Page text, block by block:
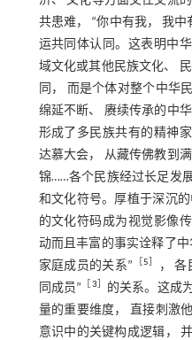
共患难， “你中有我， 我中
运共同体认同。这表明中
域文化或其他民族文化、
同， 而是个体对整个中华
绵延不断、 赓续传承的中
形成了多民族共有的精神
达慕大会， 从藏传佛教到
锦……各个民族经过长足发
和文化符号。厚植于深沉
的文化符码成为视觉影像
动而且丰富的事实诠释了
家庭成员的关系”
5
， 各
同成员”
3
的关系。这成
量的重要维度， 直接刺激
意识中的关键构成逻辑，